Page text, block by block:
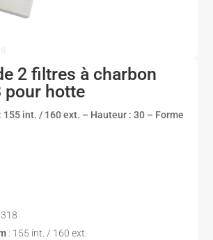
2 filtres à charbon
pour hotte
155 int. / 160 ext. – Hauteur : 30 – Forme
: 155 int. / 160 ext.